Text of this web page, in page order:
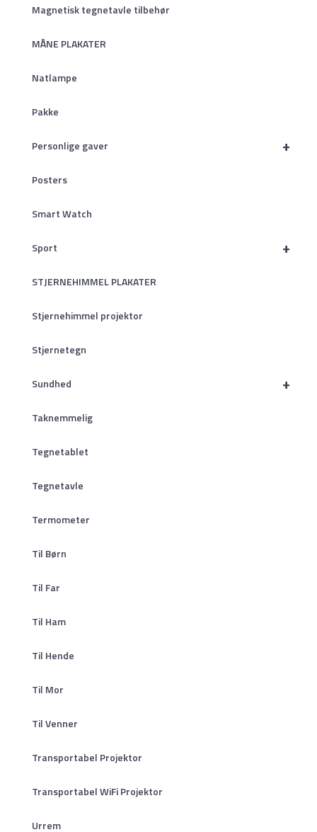
Magnetisk tegnetavle tilbehør
MÅNE PLAKATER
Natlampe
Pakke
+
Personlige gaver
Posters
Smart Watch
+
Sport
STJERNEHIMMEL PLAKATER
Stjernehimmel projektor
Stjernetegn
+
Sundhed
Taknemmelig
Tegnetablet
Tegnetavle
Termometer
Til Børn
Til Far
Til Ham
Til Hende
Til Mor
Til Venner
Transportabel Projektor
Transportabel WiFi Projektor
Urrem